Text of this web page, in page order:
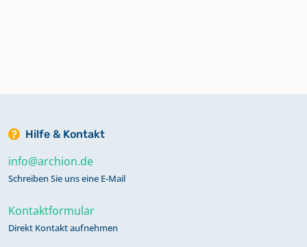
1738-1786, Beerdigungsregister
1738-1786
Taufregister 1786-1820, Trauregister
1786-1820, Beerdigungsregister
Hilfe & Kontakt
info@archion.de
Schreiben Sie uns eine E-Mail
Kontaktformular
Direkt Kontakt aufnehmen